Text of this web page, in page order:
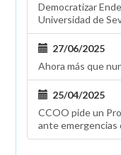
Democratizar
Universidad de
27/06/2025
Ahora más que
25/04/2025
CCOO pide un
ante emergencias